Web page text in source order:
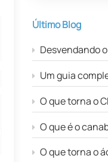
Último Blog
Desvendando o Potencial do Olivetol (CAS
Um guia completo sobre
O que torna o CBDV (CAS 24274-48-4) a
O que é o canabicromeno (CBC) e
O que torna o ácido